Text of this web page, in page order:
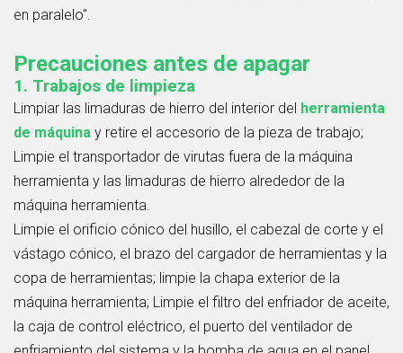
en paralelo".
Precauciones antes de apagar
1. Trabajos de limpieza
Limpiar las limaduras de hierro del interior del herramienta
de máquina y retire el accesorio de la pieza de trabajo;
Limpie el transportador de virutas fuera de la máquina
herramienta y las limaduras de hierro alrededor de la
máquina herramienta.
Limpie el orificio cónico del husillo, el cabezal de corte y el
vástago cónico, el brazo del cargador de herramientas y la
copa de herramientas; limpie la chapa exterior de la
máquina herramienta; Limpie el filtro del enfriador de aceite,
la caja de control eléctrico, el puerto del ventilador de